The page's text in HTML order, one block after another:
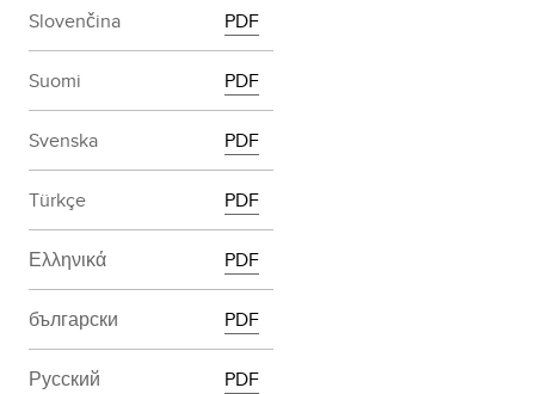
Slovenčina PDF
Suomi PDF
Svenska PDF
Türkçe PDF
Ελληνικά PDF
български PDF
Русский PDF